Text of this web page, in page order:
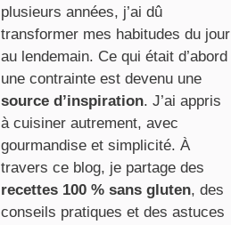
plusieurs années, j’ai dû
transformer mes habitudes du jour
au lendemain. Ce qui était d’abord
une contrainte est devenu une
source d’inspiration. J’ai appris
à cuisiner autrement, avec
gourmandise et simplicité. À
travers ce blog, je partage des
recettes 100 % sans gluten, des
conseils pratiques et des astuces